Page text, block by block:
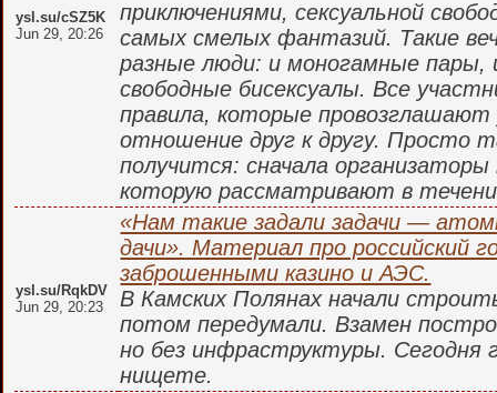
ysl.su/cSZ5K
Jun 29, 20:26
приключениями, сексуальной
самых смелых фантазий. Такие
разные люди: и моногамные
свободные бисексуалы. Все
правила, которые
отношение друг к другу. Просто
получится: сначала
которую рассматривают в
ysl.su/RqkDV
Jun 29, 20:23
«Нам такие задали задачи —
дачи». Материал про российский
заброшенными казино и АЭС.
В Камских Полянах начали
потом передумали. Взамен
но без инфраструктуры. Сегодня
нищете.